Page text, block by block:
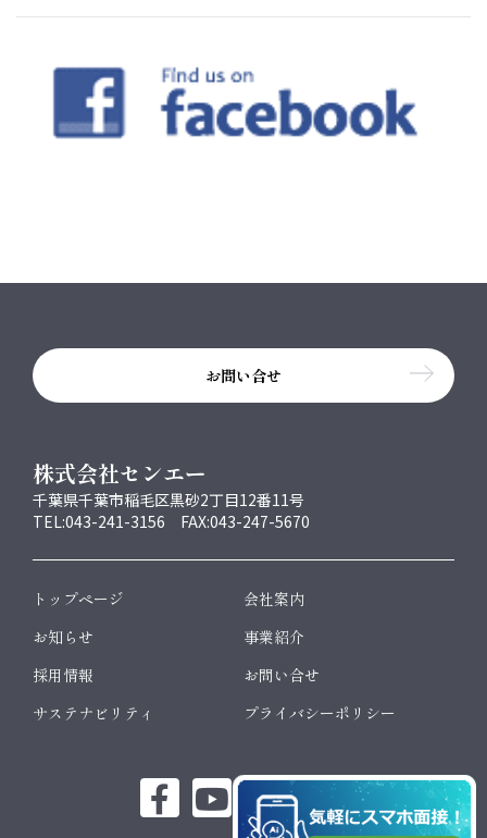
お問い合せ
株式会社センエー
千葉県千葉市稲毛区黒砂2丁目12番11号
TEL:043-241-3156 FAX:043-247-5670
トップページ
会社案内
お知らせ
事業紹介
採用情報
お問い合せ
サステナビリティ
プライバシーポリシー